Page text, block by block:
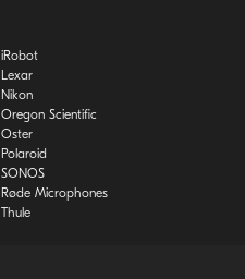
iRobot
Lexar
Nikon
Oregon Scientific
Oster
Polaroid
SONOS
Røde Microphones
Thule